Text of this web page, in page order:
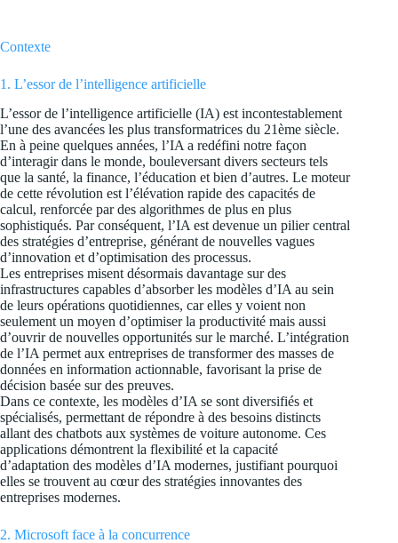
Contexte
1. L’essor de l’intelligence artificielle
L’essor de l’intelligence artificielle (IA) est incontestablement
l’une des avancées les plus transformatrices du 21ème siècle.
En à peine quelques années, l’IA a redéfini notre façon
d’interagir dans le monde, bouleversant divers secteurs tels
que la santé, la finance, l’éducation et bien d’autres. Le moteur
de cette révolution est l’élévation rapide des capacités de
calcul, renforcée par des algorithmes de plus en plus
sophistiqués. Par conséquent, l’IA est devenue un pilier central
des stratégies d’entreprise, générant de nouvelles vagues
d’innovation et d’optimisation des processus.
Les entreprises misent désormais davantage sur des
infrastructures capables d’absorber les modèles d’IA au sein
de leurs opérations quotidiennes, car elles y voient non
seulement un moyen d’optimiser la productivité mais aussi
d’ouvrir de nouvelles opportunités sur le marché. L’intégration
de l’IA permet aux entreprises de transformer des masses de
données en information actionnable, favorisant la prise de
décision basée sur des preuves.
Dans ce contexte, les modèles d’IA se sont diversifiés et
spécialisés, permettant de répondre à des besoins distincts
allant des chatbots aux systèmes de voiture autonome. Ces
applications démontrent la flexibilité et la capacité
d’adaptation des modèles d’IA modernes, justifiant pourquoi
elles se trouvent au cœur des stratégies innovantes des
entreprises modernes.
2. Microsoft face à la concurrence